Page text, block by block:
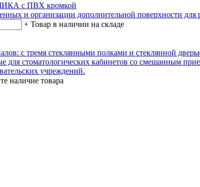
с ПВХ кромкой
и организации дополнительной поверхности
+ Товар в наличии на складе
с тремя стеклянными полками и стеклянной
стоматологических кабинетов со смешанным
учреждений.
наличие товара